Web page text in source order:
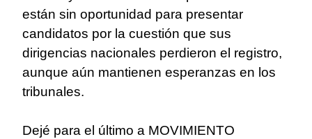
están sin oportunidad para presentar
candidatos por la cuestión que sus
dirigencias nacionales perdieron el registro,
aunque aún mantienen esperanzas en los
tribunales.
Dejé para el último a MOVIMIENTO